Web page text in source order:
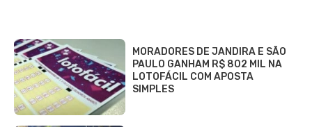
MORADORES DE JANDIRA E SÃO
PAULO GANHAM R$ 802 MIL NA
LOTOFÁCIL COM APOSTA
SIMPLES